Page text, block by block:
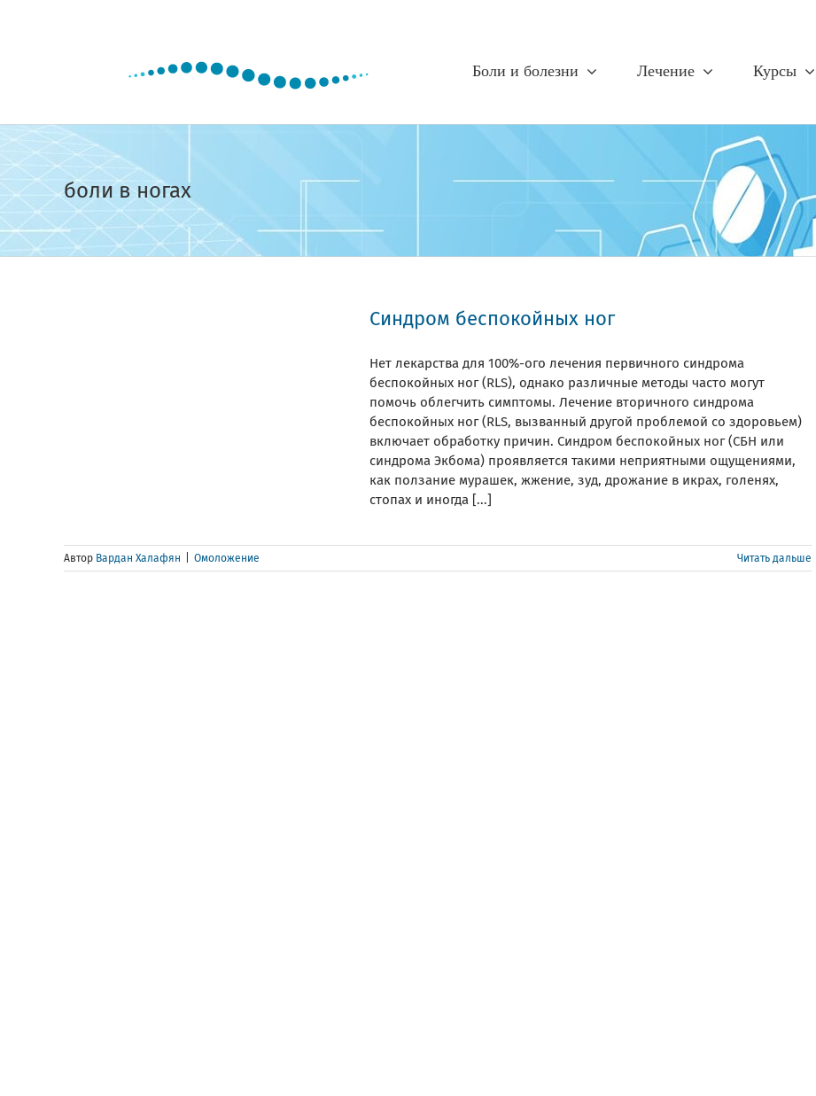
Боли и болезни Лечение Курсы
боли в ногах
Синдром беспокойных ног
Нет лекарства для 100%-ого лечения первичного синдрома
беспокойных ног (RLS), однако различные методы часто могут
помочь облегчить симптомы. Лечение вторичного синдрома
беспокойных ног (RLS, вызванный другой проблемой со здоровьем)
включает обработку причин. Синдром беспокойных ног (СБН или
синдрома Экбома) проявляется такими неприятными ощущениями,
как ползание мурашек, жжение, зуд, дрожание в икрах, голенях,
стопах и иногда [...]
Автор Вардан Халафян Омоложение Читать дальше